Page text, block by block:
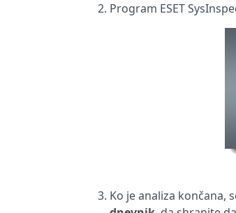
Program ESET
Ko je analiza končana,